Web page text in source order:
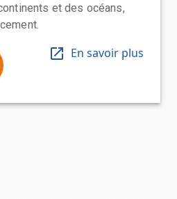
et des océans,
En savoir plus